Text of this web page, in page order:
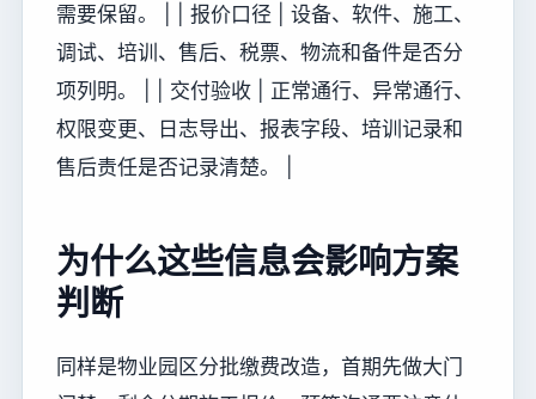
需要保留。 | | 报价口径 | 设备、软件、施工、
调试、培训、售后、税票、物流和备件是否分
项列明。 | | 交付验收 | 正常通行、异常通行、
权限变更、日志导出、报表字段、培训记录和
售后责任是否记录清楚。 |
为什么这些信息会影响方案
判断
同样是物业园区分批缴费改造，首期先做大门